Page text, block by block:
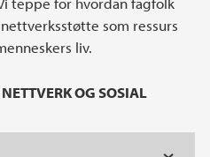
som ressurs
liv.
OG SOSIAL